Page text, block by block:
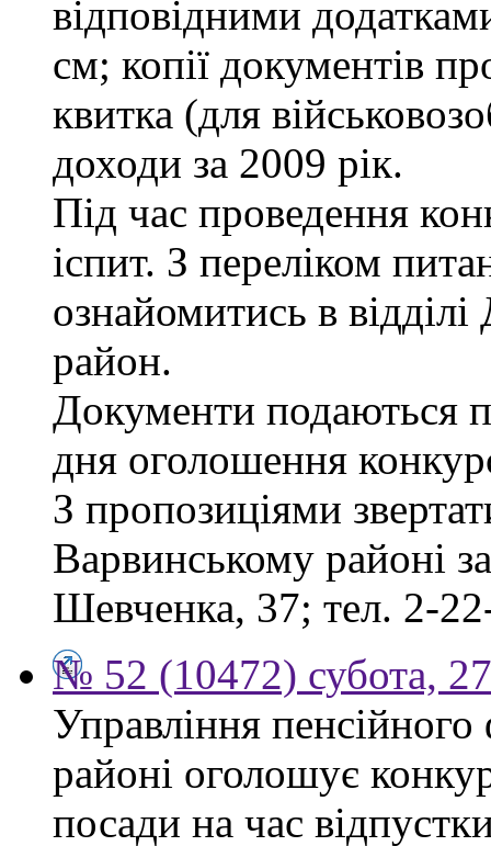
відповідними
см; копії документів
квитка (для
доходи за 2009 рік.
Під час проведення
іспит. З переліком
ознайомитись в
район.
Документи подаються
дня оголошення
З пропозиціями
Варвинському районі
Шевченка, 37; тел. 2-
№ 52 (10472) субота,
Управління
районі оголошує
посади на час